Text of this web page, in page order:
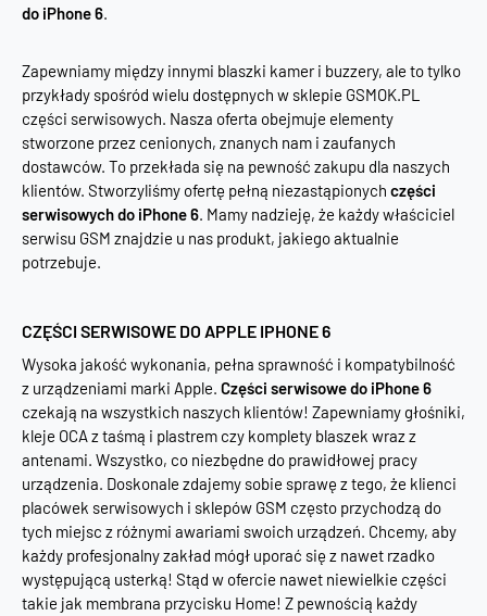
do iPhone 6.
Zapewniamy między innymi blaszki kamer i buzzery, ale to tylko
przykłady spośród wielu dostępnych w sklepie GSMOK.PL
części serwisowych. Nasza oferta obejmuje elementy
stworzone przez cenionych, znanych nam i zaufanych
dostawców. To przekłada się na pewność zakupu dla naszych
klientów. Stworzyliśmy ofertę pełną niezastąpionych części
serwisowych do iPhone 6. Mamy nadzieję, że każdy właściciel
serwisu GSM znajdzie u nas produkt, jakiego aktualnie
potrzebuje.
CZĘŚCI SERWISOWE DO APPLE IPHONE 6
Wysoka jakość wykonania, pełna sprawność i kompatybilność
z urządzeniami marki Apple. Części serwisowe do iPhone 6
czekają na wszystkich naszych klientów! Zapewniamy głośniki,
kleje OCA z taśmą i plastrem czy komplety blaszek wraz z
antenami. Wszystko, co niezbędne do prawidłowej pracy
urządzenia. Doskonale zdajemy sobie sprawę z tego, że klienci
placówek serwisowych i sklepów GSM często przychodzą do
tych miejsc z różnymi awariami swoich urządzeń. Chcemy, aby
każdy profesjonalny zakład mógł uporać się z nawet rzadko
występującą usterką! Stąd w ofercie nawet niewielkie części
takie jak membrana przycisku Home! Z pewnością każdy